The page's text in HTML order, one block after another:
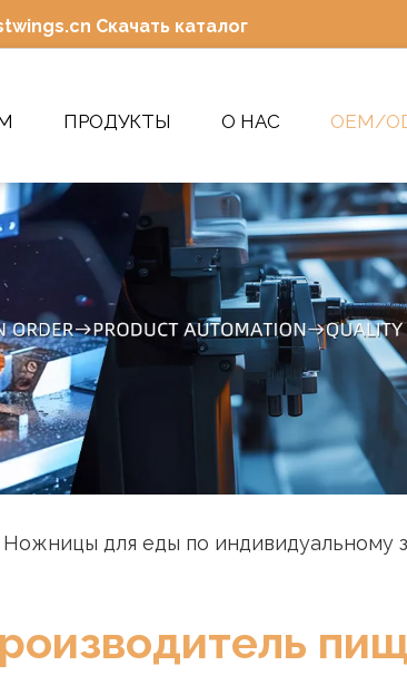
Скачать каталог
ПРОДУКТЫ О НАС OEM/
Ножницы для еды по индивидуальному